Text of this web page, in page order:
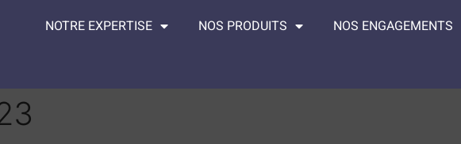
NOTRE EXPERTISE NOS PRODUITS NOS ENGAGEMENTS